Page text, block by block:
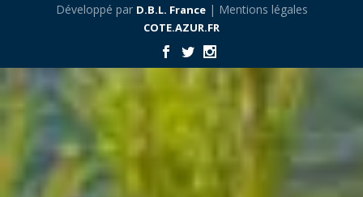
Développé par D.B.L. France| Mentions légales
COTE.AZUR.FR